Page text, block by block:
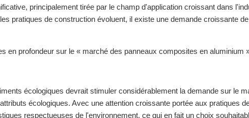
principalement tirée par le champ d'application croissant dans
pratiques de construction évoluent, il existe une demande
en profondeur sur le « marché des panneaux composites en aluminium
écologiques devrait stimuler considérablement la demande sur le
écologiques. Avec une attention croissante portée aux pratiques
respectueuses de l'environnement, ce qui en fait un choix